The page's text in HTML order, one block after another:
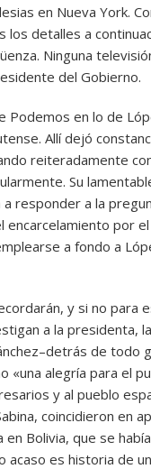
en Nueva York.
detalles a
Ninguna
del Gobierno.
Podemos en lo de
Allí dejó
reiteradamente
Su
responder a la
encarcelamiento por
a fondo a
y si no para
a la presidenta,
de todo
«una alegría para el
y al pueblo
coincidieron en
en Bolivia, que se
es historia de